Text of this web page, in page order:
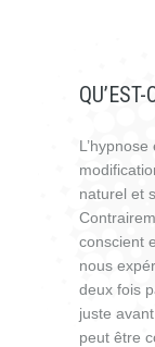
naturel et
conscient
nous
deux fois
juste
peut être